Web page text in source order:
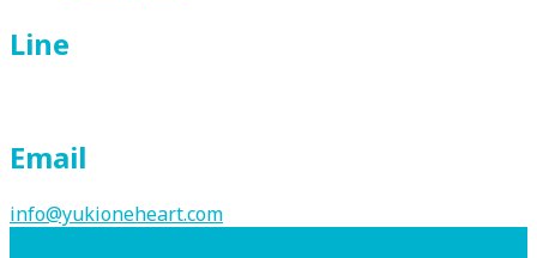
Line
Email
info@yukioneheart.com